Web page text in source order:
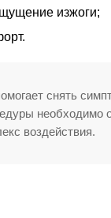
изжоги;
снять
необходимо
воздействия.